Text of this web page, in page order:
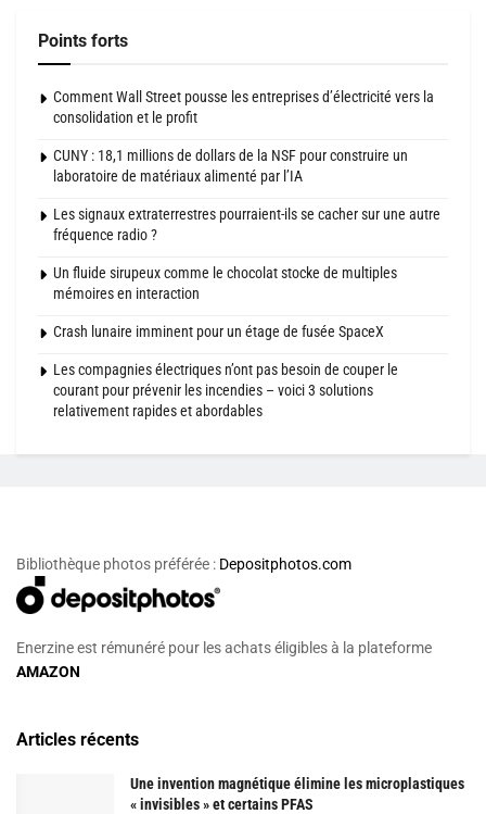
Points forts
Comment Wall Street pousse les entreprises d’électricité vers la
consolidation et le profit
CUNY : 18,1 millions de dollars de la NSF pour construire un
laboratoire de matériaux alimenté par l’IA
Les signaux extraterrestres pourraient-ils se cacher sur une autre
fréquence radio ?
Un fluide sirupeux comme le chocolat stocke de multiples
mémoires en interaction
Crash lunaire imminent pour un étage de fusée SpaceX
Les compagnies électriques n’ont pas besoin de couper le
courant pour prévenir les incendies – voici 3 solutions
relativement rapides et abordables
Bibliothèque photos préférée : Depositphotos.com
Enerzine est rémunéré pour les achats éligibles à la plateforme
AMAZON
Articles récents
Une invention magnétique élimine les microplastiques
« invisibles » et certains PFAS